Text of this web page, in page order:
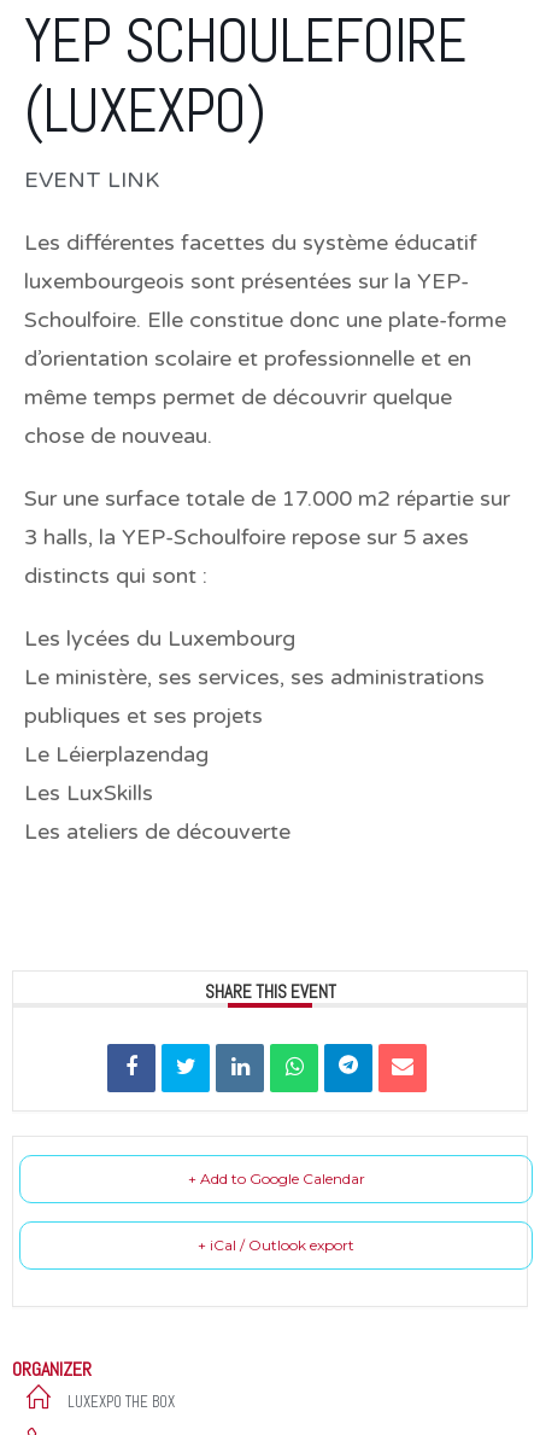
YEP SCHOULEFOIRE
(LUXEXPO)
EVENT LINK
Les différentes facettes du système éducatif
luxembourgeois sont présentées sur la YEP-
Schoulfoire. Elle constitue donc une plate-forme
d’orientation scolaire et professionnelle et en
même temps permet de découvrir quelque
chose de nouveau.
Sur une surface totale de 17.000 m2 répartie sur
3 halls, la YEP-Schoulfoire repose sur 5 axes
distincts qui sont :
Les lycées du Luxembourg
Le ministère, ses services, ses administrations
publiques et ses projets
Le Léierplazendag
Les LuxSkills
Les ateliers de découverte
SHARE THIS EVENT
+ Add to Google Calendar
+ iCal / Outlook export
ORGANIZER
LUXEXPO THE BOX